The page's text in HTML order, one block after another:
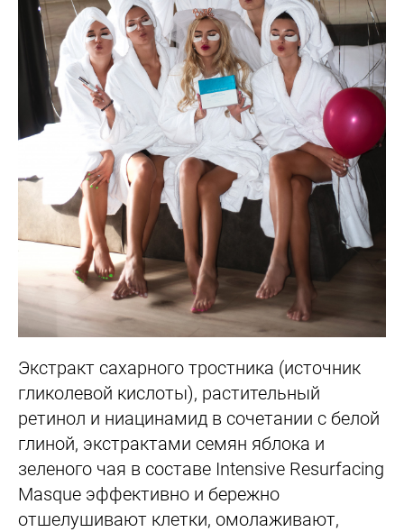
Экстракт сахарного тростника (источник
гликолевой кислоты), растительный
ретинол и ниацинамид в сочетании с белой
глиной, экстрактами семян яблока и
зеленого чая в составе Intensive Resurfacing
Masque эффективно и бережно
отшелушивают клетки, омолаживают,